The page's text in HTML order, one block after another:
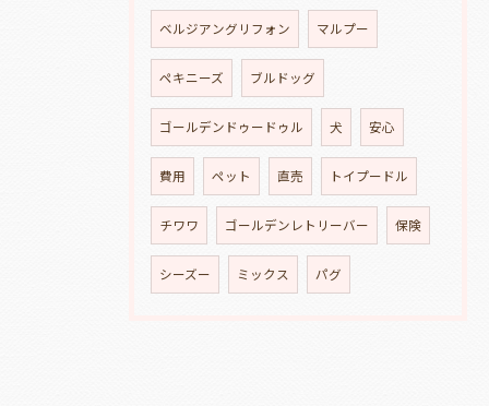
ベルジアングリフォン マルプー
ペキニーズ ブルドッグ
ゴールデンドゥードゥル 犬 安心
費用 ペット 直売 トイプードル
チワワ ゴールデンレトリーバー 保険
シーズー ミックス パグ